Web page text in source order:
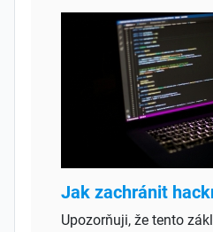
Jak zachránit
Upozorňuji, že tento